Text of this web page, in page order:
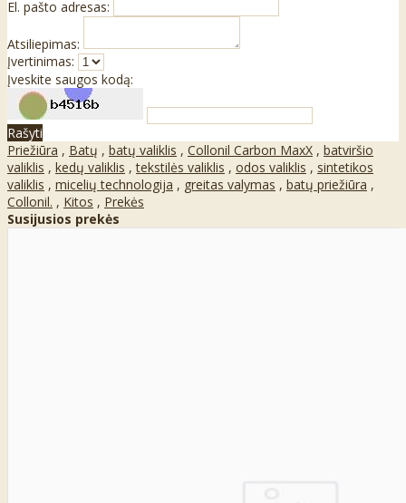
El. pašto adresas:
Atsiliepimas:
Įvertinimas:
Įveskite saugos kodą:
Rašyti
Priežiūra , Batų , batų valiklis , Collonil Carbon MaxX , batviršio
valiklis , kedų valiklis ,tekstilės valiklis , odos valiklis , sintetikos
valiklis , micelių technologija , greitas valymas , batų priežiūra ,
Collonil. , Kitos , Prekės
Susijusios prekės